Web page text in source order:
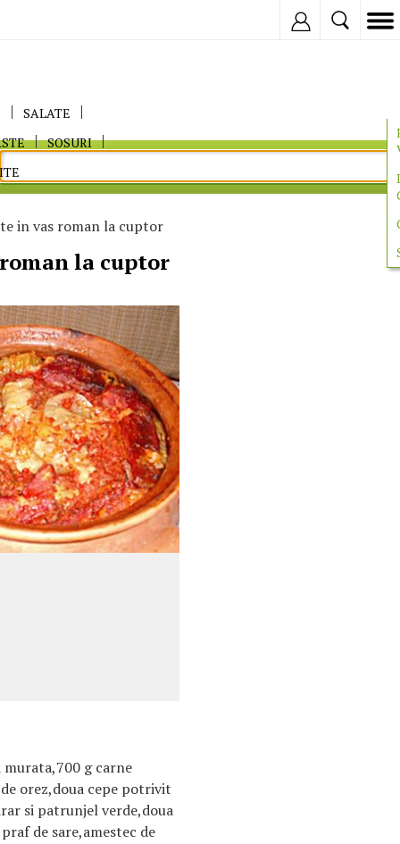
SALATE
SOSURI
in vas roman la cuptor
la cuptor
murata,700 g carne
orez,doua cepe potrivit
si patrunjel verde,doua
de sare,amestec de